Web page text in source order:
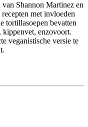
Shannon Martinez en
met invloeden
tortillasoepen bevatten
enzovoort.
veganistische versie te